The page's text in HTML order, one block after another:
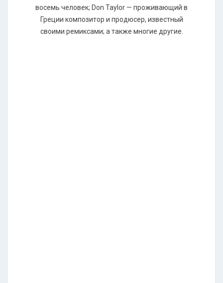
восемь человек; Dоn Тауlоr — проживающий в
Греции композитор и продюсер, известный
своими ремиксами; а также многие другие.